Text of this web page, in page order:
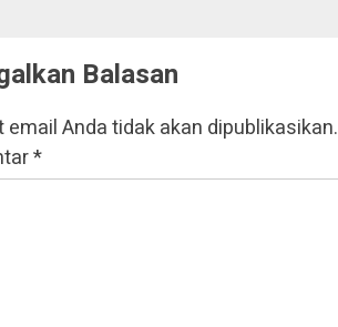
Balasan
email Anda tidak akan dipublikasikan.
*